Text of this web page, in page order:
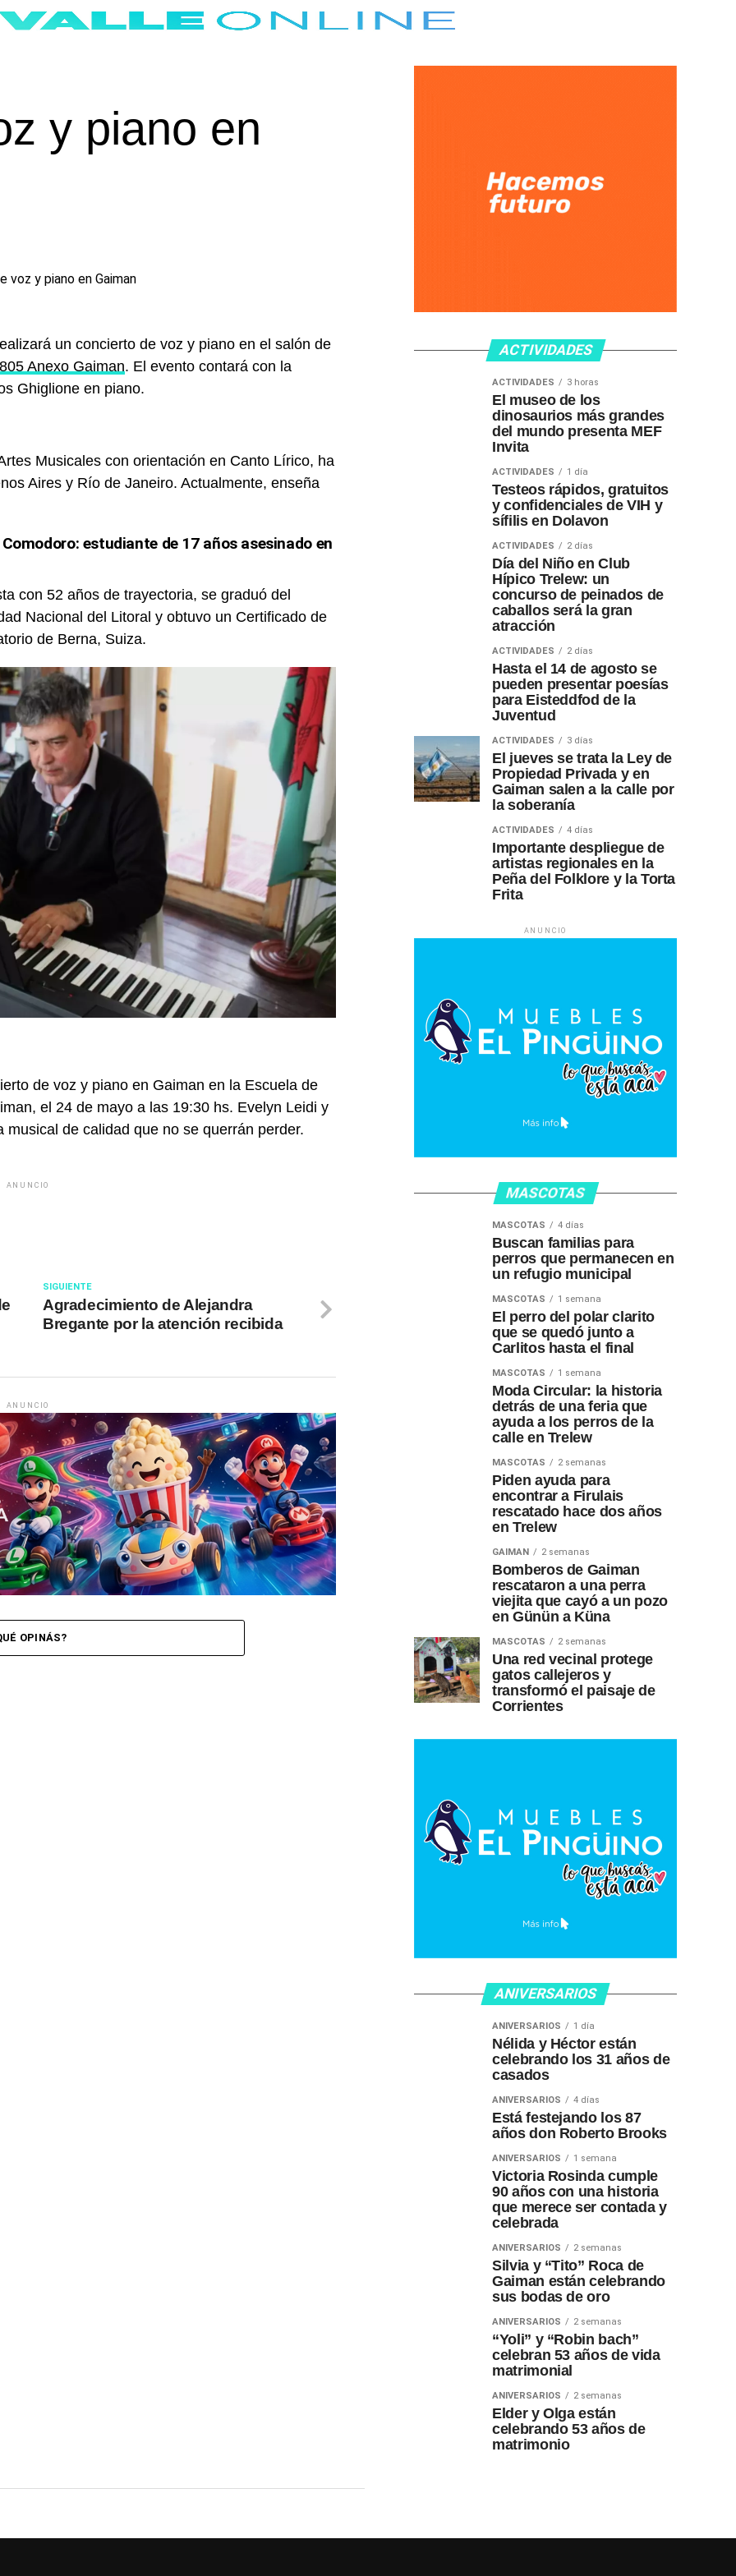
y piano en
un concierto de voz y piano en el salón de
Anexo Gaiman. El evento contará con la
Ghiglione en piano.
Musicales con orientación en Canto Lírico, ha
Aires y Río de Janeiro. Actualmente, enseña
estudiante de 17 años asesinado en
con 52 años de trayectoria, se graduó del
Nacional del Litoral y obtuvo un Certificado de
de Berna, Suiza.
de voz y piano en Gaiman en la Escuela de
el 24 de mayo a las 19:30 hs. Evelyn Leidi y
de calidad que no se querrán perder.
ANUNCIO
SIGUIENTE
Agradecimiento de Alejandra
Bregante por la atención recibida
ANUNCIO
OPINÁS?
ACTIVIDADES
ACTIVIDADES 3 horas
El museo de los
dinosaurios más grandes
del mundo presenta MEF
Invita
ACTIVIDADES 1 día
Testeos rápidos, gratuitos
y confidenciales de VIH y
sífilis en Dolavon
ACTIVIDADES 2 días
Día del Niño en Club
Hípico Trelew: un
concurso de peinados de
caballos será la gran
atracción
ACTIVIDADES 2 días
Hasta el 14 de agosto se
pueden presentar poesías
para Eisteddfod de la
Juventud
ACTIVIDADES 3 días
El jueves se trata la Ley de
Propiedad Privada y en
Gaiman salen a la calle por
la soberanía
ACTIVIDADES 4 días
Importante despliegue de
artistas regionales en la
Peña del Folklore y la Torta
Frita
ANUNCIO
MASCOTAS
MASCOTAS 4 días
Buscan familias para
perros que permanecen en
un refugio municipal
MASCOTAS 1 semana
El perro del polar clarito
que se quedó junto a
Carlitos hasta el final
MASCOTAS 1 semana
Moda Circular: la historia
detrás de una feria que
ayuda a los perros de la
calle en Trelew
MASCOTAS 2 semanas
Piden ayuda para
encontrar a Firulais
rescatado hace dos años
en Trelew
GAIMAN 2 semanas
Bomberos de Gaiman
rescataron a una perra
viejita que cayó a un pozo
en Günün a Küna
MASCOTAS 2 semanas
Una red vecinal protege
gatos callejeros y
transformó el paisaje de
Corrientes
ANIVERSARIOS
ANIVERSARIOS 1 día
Nélida y Héctor están
celebrando los 31 años de
casados
ANIVERSARIOS 4 días
Está festejando los 87
años don Roberto Brooks
ANIVERSARIOS 1 semana
Victoria Rosinda cumple
90 años con una historia
que merece ser contada y
celebrada
ANIVERSARIOS 2 semanas
Silvia y “Tito” Roca de
Gaiman están celebrando
sus bodas de oro
ANIVERSARIOS 2 semanas
“Yoli” y “Robin bach”
celebran 53 años de vida
matrimonial
ANIVERSARIOS 2 semanas
Elder y Olga están
celebrando 53 años de
matrimonio